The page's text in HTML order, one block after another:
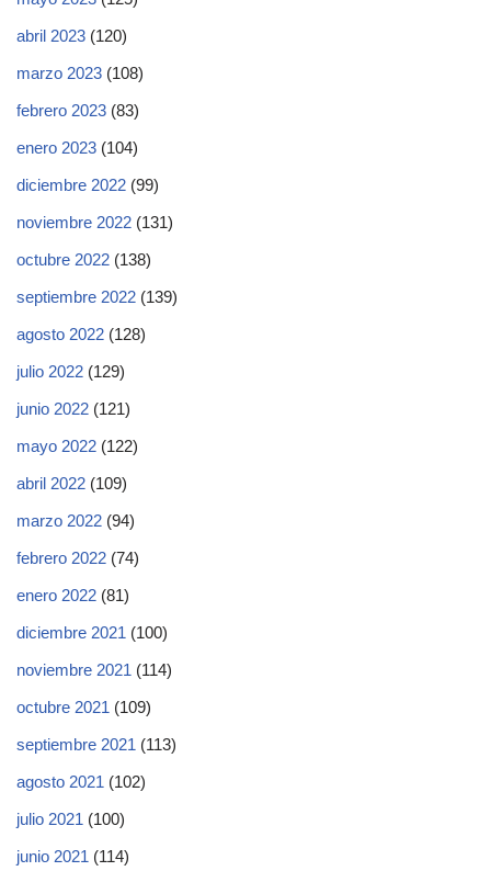
abril 2023 (120)
marzo 2023 (108)
febrero 2023 (83)
enero 2023 (104)
diciembre 2022 (99)
noviembre 2022 (131)
octubre 2022 (138)
septiembre 2022 (139)
agosto 2022 (128)
julio 2022 (129)
junio 2022 (121)
mayo 2022 (122)
abril 2022 (109)
marzo 2022 (94)
febrero 2022 (74)
enero 2022 (81)
diciembre 2021 (100)
noviembre 2021 (114)
octubre 2021 (109)
septiembre 2021 (113)
agosto 2021 (102)
julio 2021 (100)
junio 2021 (114)